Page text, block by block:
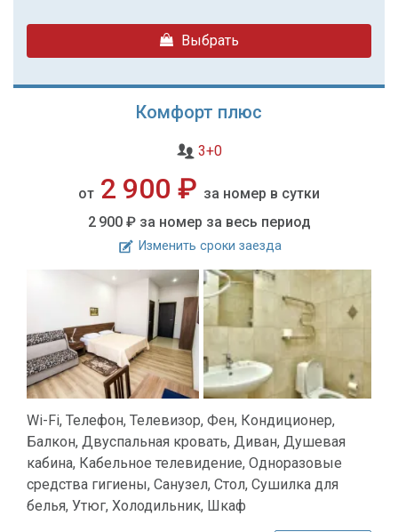
Выбрать
Комфорт плюс
3+0
от 2 900 ₽ за номер в сутки
2 900 ₽ за номер за весь период
Изменить сроки заезда
Wi-Fi, Телефон, Телевизор, Фен, Кондиционер,
Балкон, Двуспальная кровать, Диван, Душевая
кабина, Кабельное телевидение, Одноразовые
средства гигиены, Санузел, Стол, Сушилка для
белья, Утюг, Холодильник, Шкаф